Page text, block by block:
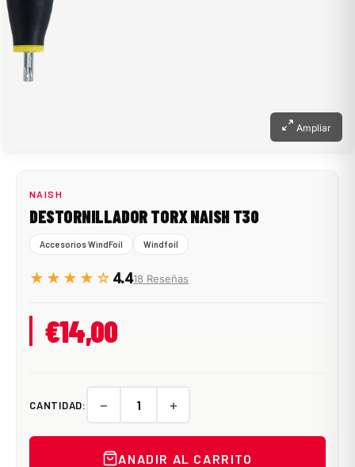
Ampliar
NAISH
DESTORNILLADOR TORX NAISH T30
Accesorios WindFoil Windfoil
★★★★☆ 4.418 Reseñas
€14,00
CANTIDAD: − +
ANADIR AL CARRITO